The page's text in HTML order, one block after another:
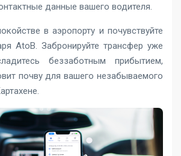
данные вашего водителя.
в аэропорту и почувствуйте
AtoB. Забронируйте трансфер уже
беззаботным прибытием,
почву для вашего незабываемого